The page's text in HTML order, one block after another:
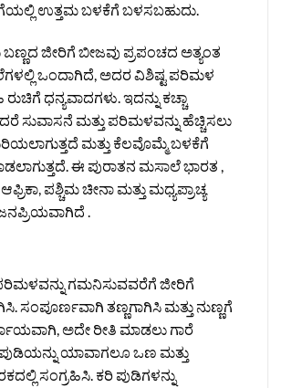
ಉತ್ತಮ ಬಳಕೆಗೆ ಬಳಸಬಹುದು.
ಜೀರಿಗೆ ಬೀಜವು ಪ್ರಪಂಚದ ಅತ್ಯಂತ
ಒಂದಾಗಿದೆ, ಅದರ ವಿಶಿಷ್ಟ ಪರಿಮಳ
ಧನ್ಯವಾದಗಳು. ಇದನ್ನು ಕಚ್ಚಾ
ಸುವಾಸನೆ ಮತ್ತು ಪರಿಮಳವನ್ನು ಹೆಚ್ಚಿಸಲು
ಮತ್ತು ಕೆಲವೊಮ್ಮೆ ಬಳಕೆಗೆ
ಈ ಪುರಾತನ ಮಸಾಲೆ ಭಾರತ ,
ಪಶ್ಚಿಮ ಚೀನಾ ಮತ್ತು ಮಧ್ಯಪ್ರಾಚ್ಯ
ಜನಪ್ರಿಯವಾಗಿದೆ .
ಗಮನಿಸುವವರೆಗೆ ಜೀರಿಗೆ
ಸಂಪೂರ್ಣವಾಗಿ ತಣ್ಣಗಾಗಿಸಿ ಮತ್ತು ನುಣ್ಣಗೆ
ಅದೇ ರೀತಿ ಮಾಡಲು ಗಾರೆ
ಪುಡಿಯನ್ನು ಯಾವಾಗಲೂ ಒಣ ಮತ್ತು
ಸಂಗ್ರಹಿಸಿ. ಕರಿ ಪುಡಿಗಳನ್ನು